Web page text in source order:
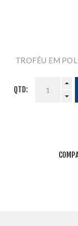
TROFÉU EM
QTD: